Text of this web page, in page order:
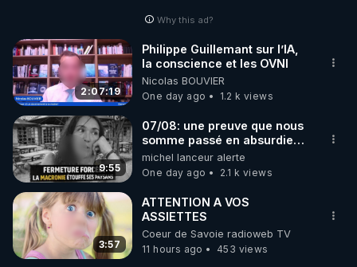
Why this ad?
2:07:19
Philippe Guillemant sur l’IA,
la conscience et les OVNI
Nicolas BOUVIER
One day ago
1.2 k views
9:55
07/08: une preuve que nous
somme passé en absurdie
une dictature qui veut faire
taire ses opposant !
michel lanceur alerte
One day ago
2.1 k views
3:57
ATTENTION A VOS
ASSIETTES
Coeur de Savoie radioweb TV
11 hours ago
453 views